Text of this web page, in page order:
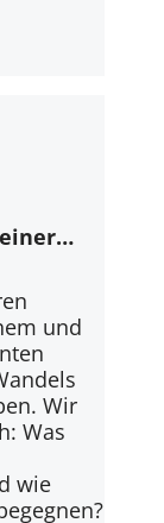
und
Wir
Was
wie